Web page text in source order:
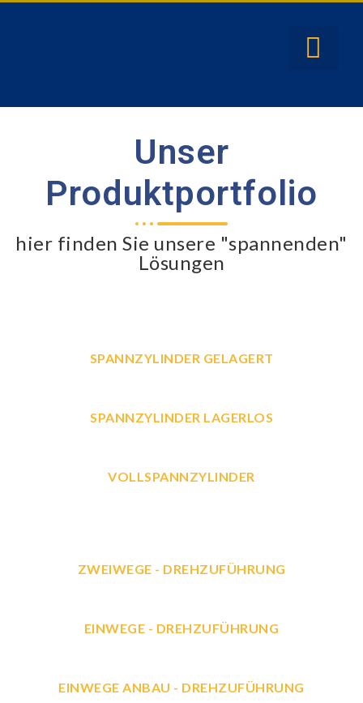
Unser
Produktportfolio
hier finden Sie unsere "spannenden"
Lösungen
SPANNZYLINDER GELAGERT
SPANNZYLINDER LAGERLOS
VOLLSPANNZYLINDER
ZWEIWEGE - DREHZUFÜHRUNG
EINWEGE - DREHZUFÜHRUNG
EINWEGE ANBAU - DREHZUFÜHRUNG